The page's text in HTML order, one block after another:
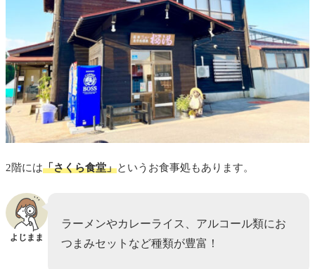
2階には「さくら食堂」というお食事処もあります。
よじまま
ラーメンやカレーライス、アルコール類にお
つまみセットなど種類が豊富！